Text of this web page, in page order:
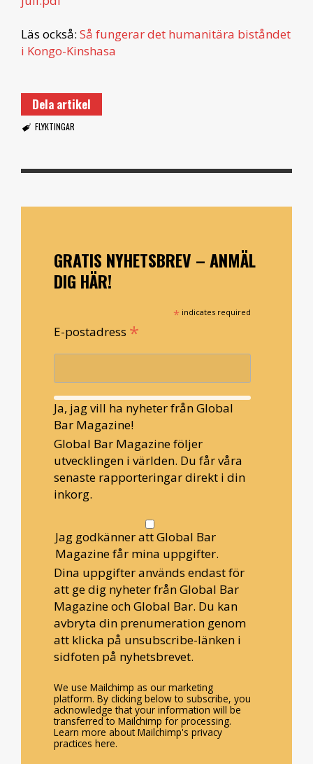
Läs också: Så fungerar det humanitära biståndet
i Kongo-Kinshasa
Dela artikel
FLYKTINGAR
GRATIS NYHETSBREV – ANMÄL
DIG HÄR!
* indicates required
E-postadress *
Ja, jag vill ha nyheter från Global
Bar Magazine!
Global Bar Magazine följer
utvecklingen i världen. Du får våra
senaste rapporteringar direkt i din
inkorg.
Jag godkänner att Global Bar
Magazine får mina uppgifter.
Dina uppgifter används endast för
att ge dig nyheter från Global Bar
Magazine och Global Bar. Du kan
avbryta din prenumeration genom
att klicka på unsubscribe-länken i
sidfoten på nyhetsbrevet.
We use Mailchimp as our marketing
platform. By clicking below to subscribe, you
acknowledge that your information will be
transferred to Mailchimp for processing.
Learn more about Mailchimp's privacy
practices here.